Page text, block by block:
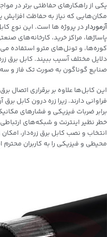
یکی از راهکارهای حفاظتی برتر در
مکان‌هایی که نیاز به حفاظت افزایش
آرمورداردر پروژه ها است. این نوع
پاساژ‌ها، مراکز خرید، کارخانه‌های
کوره‌ها، و تونل‌های مترو استفاده
دلایل مختلف آسیب ببیند. کابل برق
صنایع گوناگون به صورت تک فاز و سه
این کابل‌ها علاوه بر برقراری اتصال
فراوانی دارند. زیرا زره درون کابل
برابر ضربات فیزیکی و فشارهای
خطر نظیر اینترنت و شبکه‌های
انتخاب و نصب کابل برق زره‌دار،
محیطی و فیزیکی را به کاربران محترم